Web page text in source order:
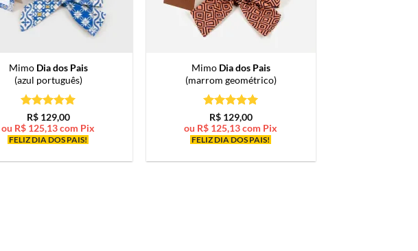
Mimo Dia dos Pais
(azul português)
Avaliação5
de 5
R$129,00
ou R$ 125,13com Pix
FELIZ DIA DOS PAIS!
Mimo Dia dos Pais
(marrom geométrico)
Avaliação5
de 5
R$129,00
ou R$ 125,13com Pix
FELIZ DIA DOS PAIS!